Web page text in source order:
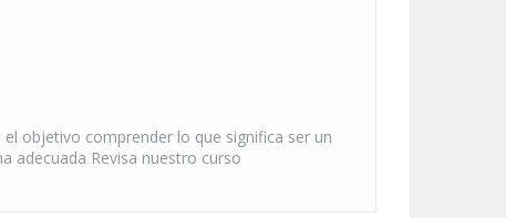
objetivo comprender lo que significa ser un
adecuada Revisa nuestro curso